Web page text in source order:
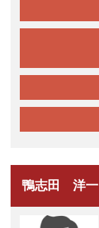
鴨志田 洋一